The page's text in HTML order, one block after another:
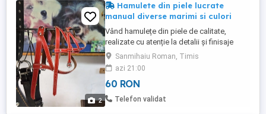
2
Hamulete din piele lucrate
manual diverse marimi si culori
Vând hamulețe din piele de calitate,
realizate cu atenție la detalii și finisaje
frumoase. Sunt rezistente, practice și
potrivite pentru cei care apreciază
produsele din piele lucrate cu grijă.
Disponibile în mai multe mărimi Mai multe
culori la alegere Material rezistent și
Sanmihaiu Roman, Timis
azi 21:00
60 RON
Telefon validat